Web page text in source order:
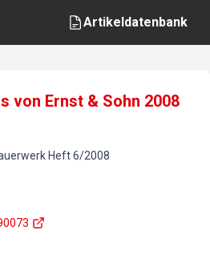
Artikeldatenbank
von Ernst & Sohn 2008
Heft6/2008